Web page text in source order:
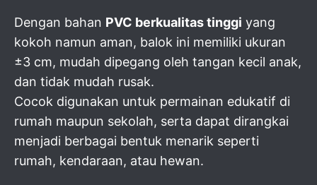
Dengan bahan PVC berkualitas tinggi yang
kokoh namun aman, balok ini memiliki ukuran
±3 cm, mudah dipegang oleh tangan kecil anak,
dan tidak mudah rusak.
Cocok digunakan untuk permainan edukatif di
rumah maupun sekolah, serta dapat dirangkai
menjadi berbagai bentuk menarik seperti
rumah, kendaraan, atau hewan.